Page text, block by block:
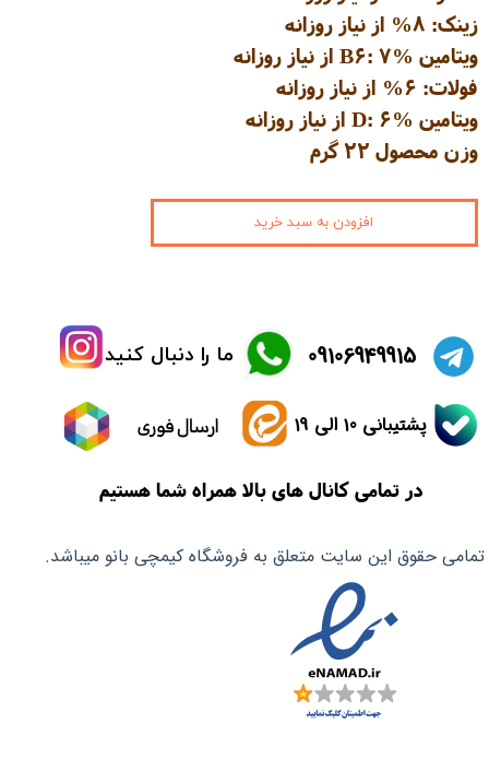
زینک: ۸% از نیاز روزانه
ویتامین B6: 7% از نیاز روزانه
فولات: ۶% از نیاز روزانه
ویتامین D: 6% از نیاز روزانه
وزن محصول ۲۲ گرم
افزودن به سبد خرید
تمامی حقوق این سایت متعلق به فروشگاه کیمچی بانو میباشد.
ما را دنبال کنید ​09106949915
ارسال فوری پشتیبانی 10 الی 19
در تمامی کانال های بالا همراه شما هستیم